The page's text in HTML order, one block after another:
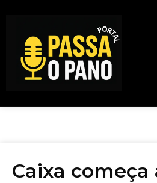
Caixa começa